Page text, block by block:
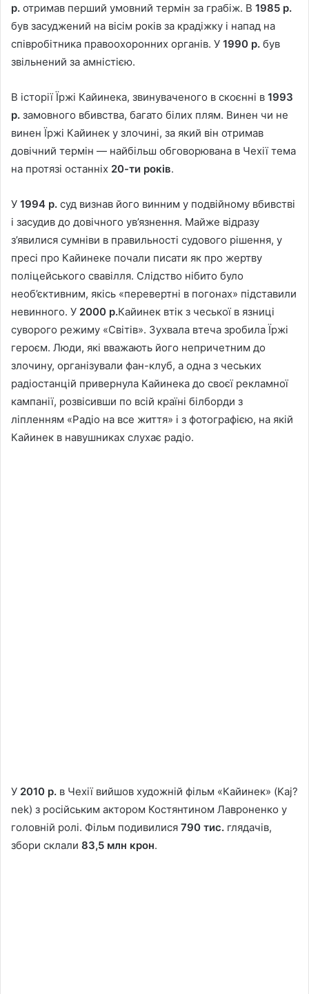
р. отримав перший умовний термін за грабіж. В 1985 р.
був засуджений на вісім років за крадіжку і напад на
співробітника правоохоронних органів. У 1990 р. був
звільнений за амністією.
В історії Їржі Кайинека, звинуваченого в скоєнні в 1993
р. замовного вбивства, багато білих плям. Винен чи не
винен Їржі Кайинек у злочині, за який він отримав
довічний термін — найбільш обговорювана в Чехії тема
на протязі останніх 20-ти років.
У 1994 р. суд визнав його винним у подвійному вбивстві
і засудив до довічного ув’язнення. Майже відразу
з’явилися сумніви в правильності судового рішення, у
пресі про Кайинеке почали писати як про жертву
поліцейського свавілля. Слідство нібито було
необ’єктивним, якісь «перевертні в погонах» підставили
невинного. У 2000 р.Кайинек втік з чеської в язниці
суворого режиму «Світів». Зухвала втеча зробила Їржі
героєм. Люди, які вважають його непричетним до
злочину, організували фан-клуб, а одна з чеських
радіостанцій привернула Кайинека до своєї рекламної
кампанії, розвісивши по всій країні білборди з
ліпленням «Радіо на все життя» і з фотографією, на якій
Кайинек в навушниках слухає радіо.
У 2010 р. в Чехії вийшов художній фільм «Кайинек» (Kaj?
nek) з російським актором Костянтином Лавроненко у
головній ролі. Фільм подивилися 790 тис. глядачів,
збори склали 83,5 млн крон.